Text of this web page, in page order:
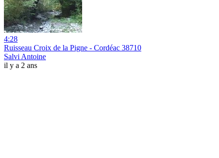
4:28
Ruisseau Croix de la Pigne - Cordéac 38710
Salvi Antoine
il y a 2 ans